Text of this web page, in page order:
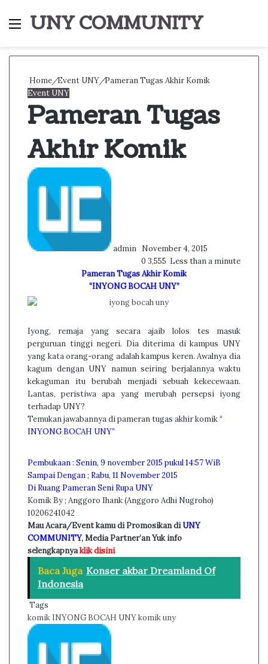
Menu
UNY COMMUNITY
Home/Event UNY/Pameran Tugas Akhir Komik
Event UNY
Pameran Tugas
Akhir Komik
admin November 4, 2015
0 3,555 Less than a minute
Pameran Tugas Akhir Komik
“INYONG BOCAH UNY”
Iyong, remaja yang secara ajaib lolos tes masuk
perguruan tinggi negeri. Dia diterima di kampus UNY
yang kata orang-orang adalah kampus keren. Awalnya dia
kagum dengan UNY namun seiring berjalannya waktu
kekaguman itu berubah menjadi sebuah kekecewaan.
Lantas, peristiwa apa yang merubah persepsi iyong
terhadap UNY?
Temukan jawabannya di pameran tugas akhir komik“
INYONG BOCAH UNY”
Pembukaan : Senin, 9 november 2015 pukul 14:57 WiB
Sampai Dengan ; Rabu, 11 November 2015
Di Ruang Pameran Seni Rupa UNY
Komik By ; Anggoro Ihank (Anggoro Adhi Nugroho)
10206241042
Mau Acara/Event kamu di Promosikan diUNY
COMMUNITY, Media Partner’an Yuk info
selengkapnyaklik disini
Baca Juga Konser akbar Dreamland Of
Indonesia
Tags
komik INYONG BOCAH UNYkomik uny